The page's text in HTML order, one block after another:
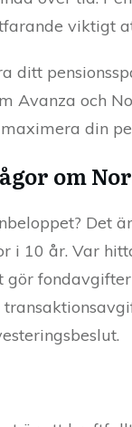
viktigt
ditt
Avanza och
din
om
Det
i 10 år. Var
gör